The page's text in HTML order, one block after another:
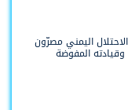
اليمني مصرّون
المفوضة